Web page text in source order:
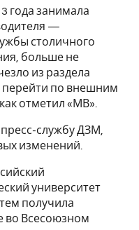
года занимала
—
столичного
больше не
из раздела
перейти по внешним
отметил «МВ».
службу ДЗМ,
изменений.
университет
получила
во Всесоюзном